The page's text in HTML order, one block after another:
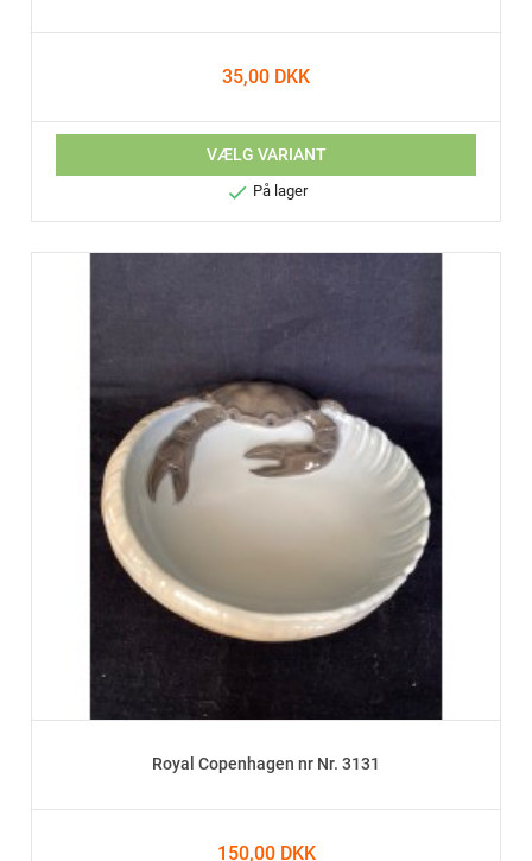
35,00 DKK
VÆLG VARIANT
 På lager
Royal Copenhagen nr Nr. 3131
150,00 DKK